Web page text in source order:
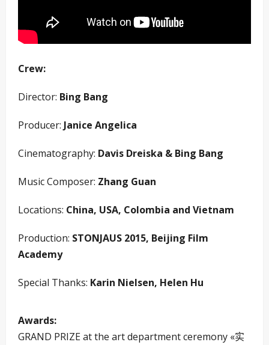
Crew:
Director: Bing Bang
Producer: Janice Angelica
Cinematography: Davis Dreiska & Bing Bang
Music Composer: Zhang Guan
Locations: China, USA, Colombia and Vietnam
Production: STONJAUS 2015, Beijing Film
Academy
Special Thanks: Karin Nielsen, Helen Hu
Awards:
GRAND PRIZE at the art department ceremony «实